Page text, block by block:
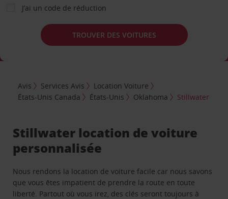
J’ai un code de réduction
TROUVER DES VOITURES
Avis Services Avis
Location Voiture
États-Unis Canada
États-Unis Oklahoma Stillwater
Stillwater location de voiture
personnalisée
Nous rendons la location de voiture facile car nous savons
que vous êtes impatient de prendre la route en toute
liberté. Partout où vous irez, des clés seront toujours à